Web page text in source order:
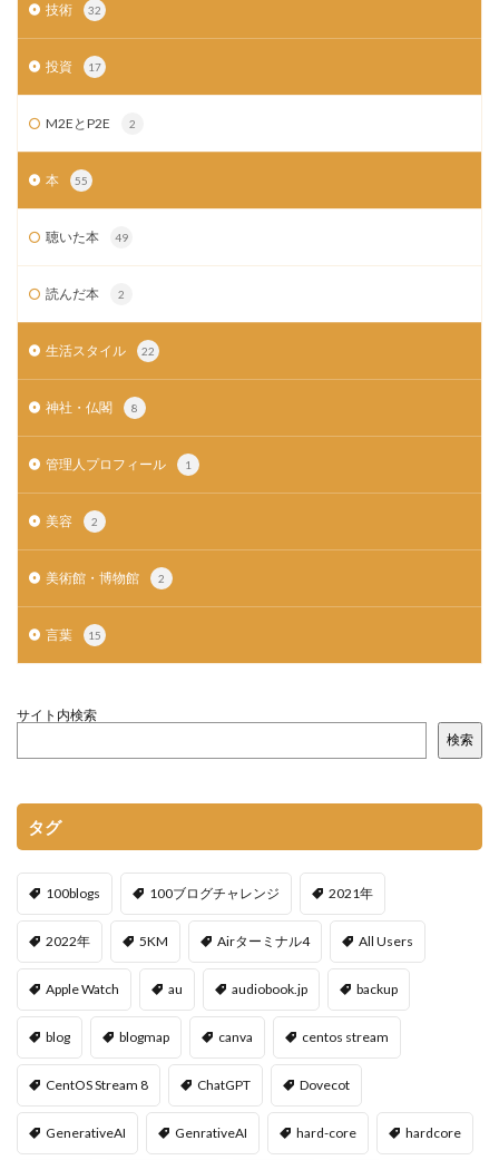
技術 32
投資 17
M2EとP2E 2
本 55
聴いた本 49
読んだ本 2
生活スタイル 22
神社・仏閣 8
管理人プロフィール 1
美容 2
美術館・博物館 2
言葉 15
サイト内検索
検索
タグ
100blogs 100ブログチャレンジ 2021年
2022年 5KM Airターミナル4 All Users
Apple Watch au audiobook.jp backup
blog blogmap canva centos stream
CentOS Stream 8 ChatGPT Dovecot
GenerativeAI GenrativeAI hard-core hardcore